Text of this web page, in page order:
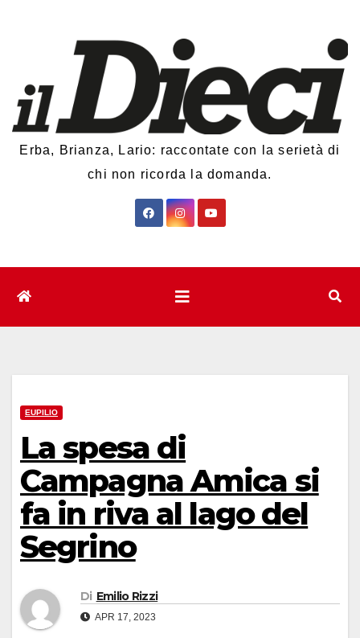
Erba, Brianza, Lario: raccontate con la serietà di
chi non ricorda la domanda.
EUPILIO
La spesa di
Campagna Amica si
fa in riva al lago del
Segrino
Di Emilio Rizzi
APR 17, 2023